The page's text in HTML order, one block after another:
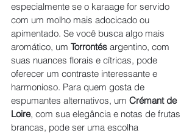
especialmente se o karaage for servido
com um molho mais adocicado ou
apimentado. Se você busca algo mais
aromático, um Torrontés argentino, com
suas nuances florais e cítricas, pode
oferecer um contraste interessante e
harmonioso. Para quem gosta de
espumantes alternativos, um Crémant de
Loire, com sua elegância e notas de frutas
brancas, pode ser uma escolha